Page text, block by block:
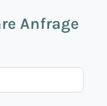
Anfrage